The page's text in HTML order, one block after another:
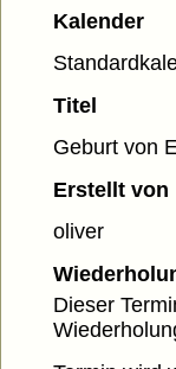
Kalender
Titel
Geburt von
Erstellt von
oliver
Dieser